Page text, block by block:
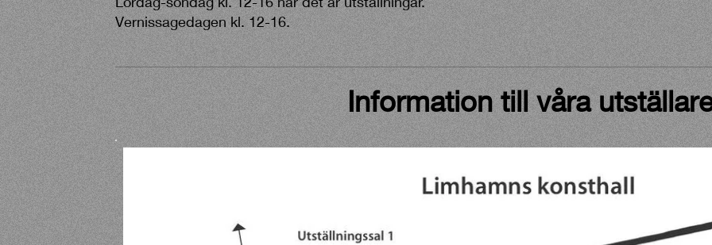
Vernissagedagen kl. 12-16.
Information till våra